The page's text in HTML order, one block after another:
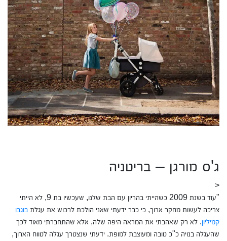
ג'ס מורגן – בריטניה
<
"עוד בשנת 2009 כשהייתי בהריון עם הבת שלנו, שעכשיו בת 9, לא הייתי
צריכה לעשות מחקר ארוך, כי כבר ידעתי שאני הולכת לרכוש את עגלת בוגבו
קמיליון. לא רק שאהבתי את המראה היפה שלה, אלא שהתחברתי מאוד לכך
שהעגלה בנויה כ"כ טובה ומעוצבת למופת. ידעתי שנצטרך עגלה לטווח הארוך,